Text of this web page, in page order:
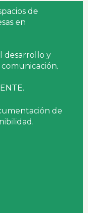
de
en
y DDHH.
desarrollo y
comunicación.
de